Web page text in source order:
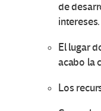
de
intereses.
El lugar
acabo la
Los